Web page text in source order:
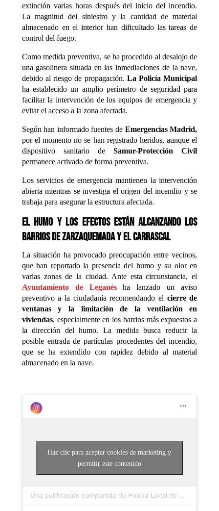
extinción varias horas después del inicio del incendio.
La magnitud del siniestro y la cantidad de material
almacenado en el interior han dificultado las tareas de
control del fuego.
Como medida preventiva, se ha procedido al desalojo de
una gasolinera situada en las inmediaciones de la nave,
debido al riesgo de propagación. La Policía Municipal
ha establecido un amplio perímetro de seguridad para
facilitar la intervención de los equipos de emergencia y
evitar el acceso a la zona afectada.
Según han informado fuentes de Emergencias Madrid,
por el momento no se han registrado heridos, aunque el
dispositivo sanitario deSamur-Protección Civil
permanece activado de forma preventiva.
Los servicios de emergencia mantienen la intervención
abierta mientras se investiga el origen del incendio y se
trabaja para asegurar la estructura afectada.
El humo y los efectos están alcanzando los
barrios de Zarzaquemada y El Carrascal
La situación ha provocado preocupación entre vecinos,
que han reportado la presencia del humo y su olor en
varias zonas de la ciudad. Ante esta circunstancia, el
Ayuntamiento de Leganésha lanzado un aviso
preventivo a la ciudadanía recomendando el cierre de
ventanas y la limitación de la ventilación en
viviendas, especialmente en los barrios más expuestos a
la dirección del humo. La medida busca reducir la
posible entrada de partículas procedentes del incendio,
que se ha extendido con rapidez debido al material
almacenado en la nave.
Una publicación compartida de Policía Local de Leganés (@policia_leganes)
Haz clic para aceptar cookies de marketing y
permitir este contenido